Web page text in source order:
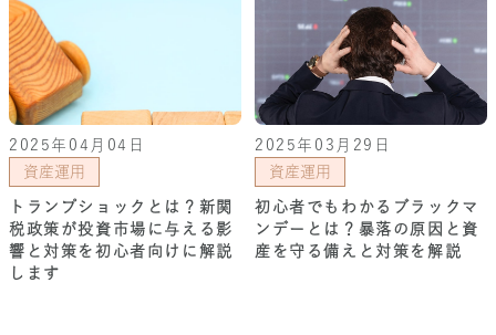
2025年04月04日
資産運用
トランプショックとは？新関
税政策が投資市場に与える影
響と対策を初心者向けに解説
します
2025年03月29日
資産運用
初心者でもわかるブラックマ
ンデーとは？暴落の原因と資
産を守る備えと対策を解説